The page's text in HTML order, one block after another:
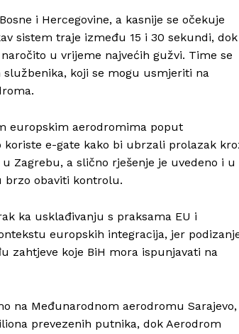
Info
O nama
Kontakt
i Hercegovine, a kasnije se očekuje
sistem traje između 15 i 30 sekundi, dok
u vrijeme najvećih gužvi. Time se
koji se mogu usmjeriti na
europskim aerodromima poput
e-gate kako bi ubrzali prolazak
Zagrebu, a slično rješenje je uvedeno i u
brzo obaviti kontrolu.
ka usklađivanju s praksama EU i
europskih integracija, jer
zahtjeve koje BiH mora ispunjavati na
na Međunarodnom aerodromu Sarajevo,
prevezenih putnika, dok Aerodrom